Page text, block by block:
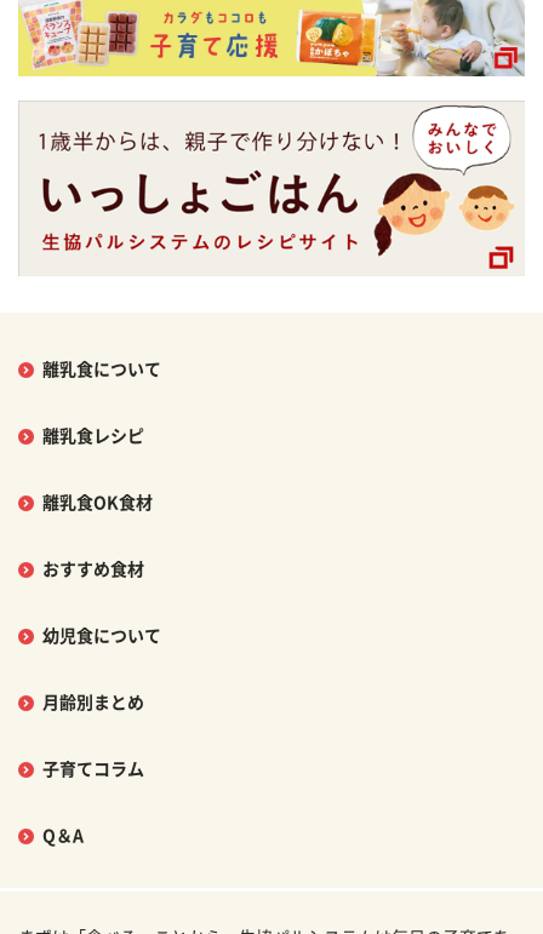
離乳食について
離乳食レシピ
離乳食OK食材
おすすめ食材
幼児食について
月齢別まとめ
子育てコラム
Q＆A